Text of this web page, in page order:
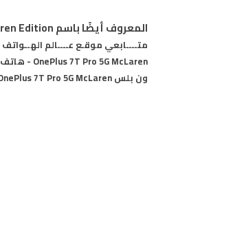
المعروف أيضًا باسم OnePlus 7T Pro 5G McLaren Edition
متــــابعي موقـع عــــالم
ون بلس OnePlus 7T Pro 5G McLaren - المميزات ون بلس OnePlus 7T Pro 5G McLaren